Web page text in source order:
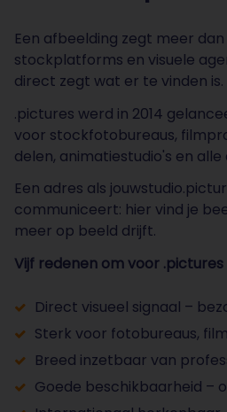
Een afbeelding zegt meer
stockplatforms en visuele
direct zegt wat er te vinden is.
.pictures werd in 2014
voor stockfotobureaus,
delen, animatiestudio's en
Een adres als
communiceert: hier vind je
meer op beeld drijft.
Vijf redenen om voor .pictures
Direct visueel signaal –
Sterk voor fotobureaus,
Breed inzetbaar van
Goede beschikbaarheid –